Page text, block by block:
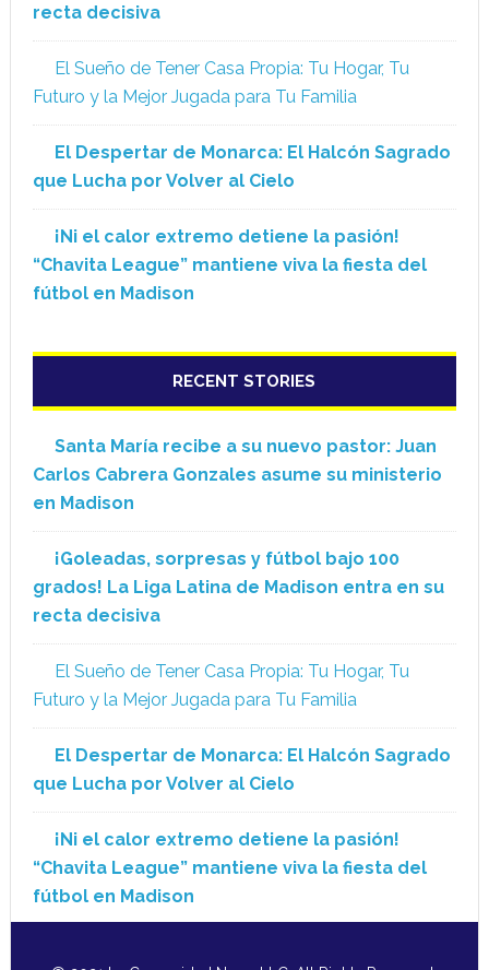
recta decisiva
El Sueño de Tener Casa Propia: Tu Hogar, Tu
Futuro y la Mejor Jugada para Tu Familia
El Despertar de Monarca: El Halcón Sagrado
que Lucha por Volver al Cielo
¡Ni el calor extremo detiene la pasión!
“Chavita League” mantiene viva la fiesta del
fútbol en Madison
RECENT STORIES
Santa María recibe a su nuevo pastor: Juan
Carlos Cabrera Gonzales asume su ministerio
en Madison
¡Goleadas, sorpresas y fútbol bajo 100
grados! La Liga Latina de Madison entra en su
recta decisiva
El Sueño de Tener Casa Propia: Tu Hogar, Tu
Futuro y la Mejor Jugada para Tu Familia
El Despertar de Monarca: El Halcón Sagrado
que Lucha por Volver al Cielo
¡Ni el calor extremo detiene la pasión!
“Chavita League” mantiene viva la fiesta del
fútbol en Madison